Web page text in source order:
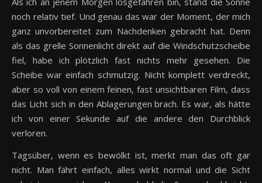
noch relativ tief. Und genau das war der Moment, der mich
ganz unvorbereitet zum Nachdenken gebracht hat. Denn
als das grelle Sonnenlicht direkt auf die Windschutzscheibe
fiel, habe ich plötzlich fast nichts mehr gesehen. Die
Scheibe war einfach schmutzig. Nicht komplett verdreckt,
aber so voll von einem feinen, fast unsichtbaren Film, dass
das Licht sich in den Ablagerungen brach. Es war, als hätte
ich von einer Sekunde auf die andere den Durchblick
verloren.
Tagsüber, wenn es bewölkt ist, merkt man das oft gar
nicht. Man fährt einfach, alles wirkt normal und die Sicht